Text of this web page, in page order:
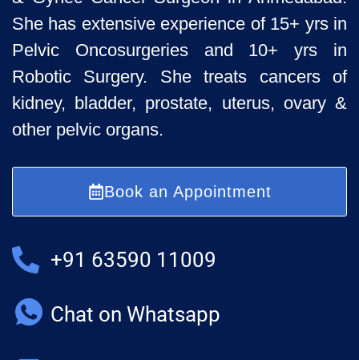
She has extensive experience of 15+ yrs in
Pelvic Oncosurgeries and 10+ yrs in
Robotic Surgery. She treats cancers of
kidney, bladder, prostate, uterus, ovary &
other pelvic organs.
Book an Appointment
+91 63590 11009
Chat on Whatsapp